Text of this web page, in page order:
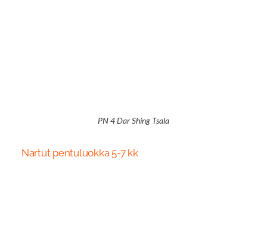
PN 4 Dar Shing Tsala
Nartut pentuluokka 5-7 kk